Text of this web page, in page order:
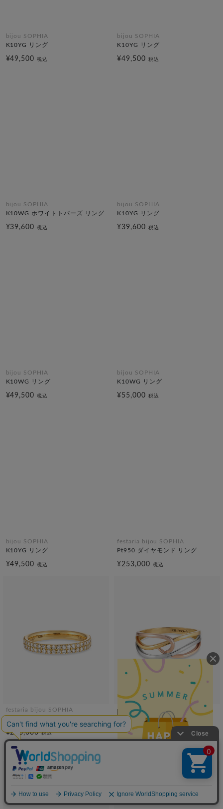
bijou SOPHIA
K10YG リング
¥49,500税込
bijou SOPHIA
K10YG リング
¥49,500 税込
bijou SOPHIA
K10WG ホワイトトパーズ リング
¥39,600税込
bijou SOPHIA
K10YG リング
¥39,600 税込
bijou SOPHIA
K10WG リング
¥49,500税込
bijou SOPHIA
K10WG リング
¥55,000 税込
bijou SOPHIA
K10YG リング
¥49,500税込
festaria bijou SOPHIA
Pt950 ダイヤモンド リング
¥253,000 税込
festaria bijou SOPHIA
¥253,000税込
SOLDOUT
bijou SOPHIA
Pt900/K18YG/K18PG リング